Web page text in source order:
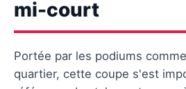
mi-court
Portée par les podiums
quartier, cette coupe s'est